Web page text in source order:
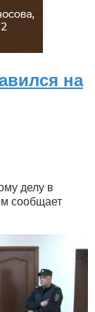
на
делу в
сообщает